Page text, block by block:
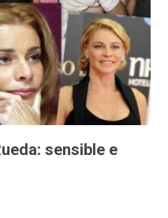
sensible e